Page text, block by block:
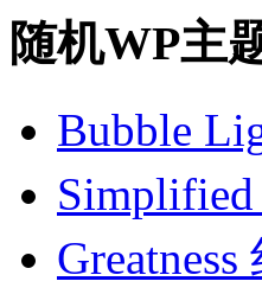
随机WP主
Bubble